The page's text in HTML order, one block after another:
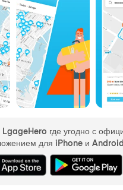
LgageHero где угодно с
для iPhone и Android